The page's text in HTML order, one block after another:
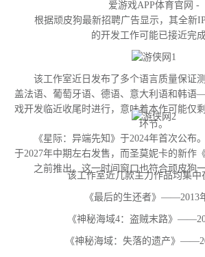
爱游戏APP体育官网 -
根据顽皮狗最新招聘广告显示，其全新IP
的开发工作可能已接近完成
该工作室近日发布了多个语言质量保证测
盖法语、葡萄牙语、德语、意大利语和韩
戏开发临近收尾时进行，意味着本作可能仅
环节。
《星际：异端先知》于2024年首次公布
于2027年中期左右发售，而圣莫妮卡的新作
之前推出。这一时间窗口也符合顽皮狗
该工作室近几款主力作品均集中
《最后的生还者》——2013年
《神秘海域4：盗贼末路》
《神秘海域：失落的遗产》